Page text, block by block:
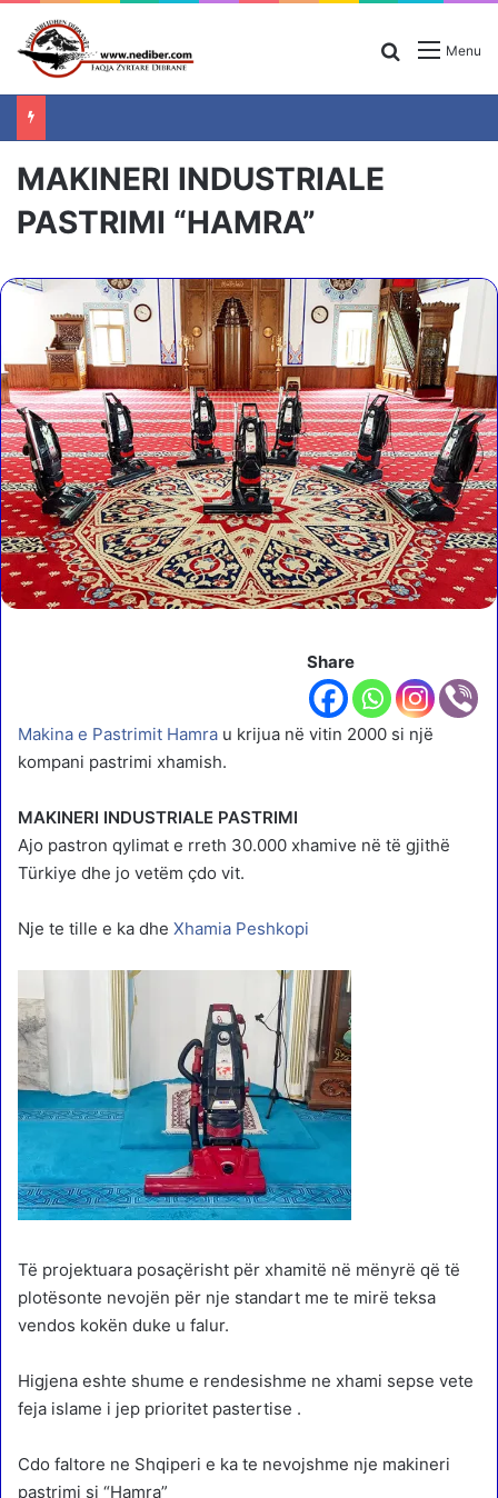
Menu
Search for
MAKINERI INDUSTRIALE
PASTRIMI “HAMRA”
Share
Makina e Pastrimit Hamra u krijua në vitin 2000 si një
kompani pastrimi xhamish.
MAKINERI INDUSTRIALE PASTRIMI
Ajo pastron qylimat e rreth 30.000 xhamive në të gjithë
Türkiye dhe jo vetëm çdo vit.
Nje te tille e ka dhe Xhamia Peshkopi
Të projektuara posaçërisht për xhamitë në mënyrë që të
plotësonte nevojën për nje standart me te mirë teksa
vendos kokën duke u falur.
Higjena eshte shume e rendesishme ne xhami sepse vete
feja islame i jep prioritet pastertise .
Cdo faltore ne Shqiperi e ka te nevojshme nje makineri
pastrimi si “Hamra”